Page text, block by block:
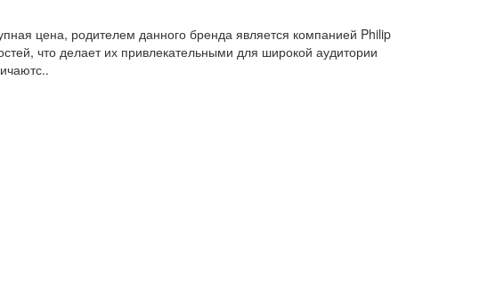
цена, родителем данного бренда является компанией Philip
что делает их привлекательными для широкой аудитории